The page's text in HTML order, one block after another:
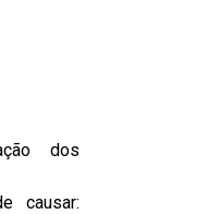
dos
causar: